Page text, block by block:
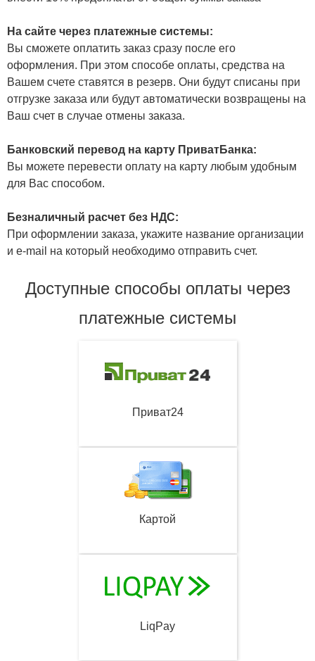
На сайте через платежные системы:
Вы сможете оплатить заказ сразу после его
оформления. При этом способе оплаты, средства на
Вашем счете ставятся в резерв. Они будут списаны при
отгрузке заказа или будут автоматически возвращены на
Ваш счет в случае отмены заказа.
Банковский перевод на карту ПриватБанка:
Вы можете перевести оплату на карту любым удобным
для Вас способом.
Безналичный расчет без НДС:
При оформлении заказа, укажите название организации
и e-mail на который необходимо отправить счет.
Доступные способы оплаты через
платежные системы
Приват24
Картой
LiqPay